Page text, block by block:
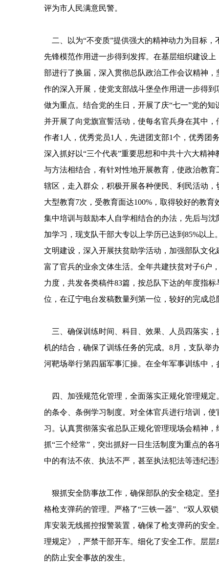
评为市人民满意民警。
二、以为“不变质”提供强大的精神动力为目标
先锋模范作用进一步得到发挥。在基层组织建设
部进行了换届，深入贯彻总队政治工作会议精神
作的深入开展，使党支部战斗堡垒作用进一步得
做为重点。结合党的生日，开展了庆“七一”党的
并开展了向党旗宣誓活动，使每名官兵身在其中
作者1人，优秀党员1人，先进团支部1个，优秀团
深入抓好以“三个代表”重要思想和中共十六大精
与方法相结合，有针对性地开展教育，使政治教
辖区，走入群众，积极开展各种便民、利民活动
大型教育7次，受教育面达100%，取得较好的教
集中培训与鼓励本人自学相结合的办法，先后与
加学习，现支队干部大专以上学历已达到85%以
文明建设，深入开展扶贫助学活动，加强部队文
富了官兵的业余文体生活。全年共建扶贫对子6户
力度，共发各类稿件83篇，按总队下达的年度指
位，在辽宁电台发稿数量列第一位，较好的完成
三、确保训练时间、科目、效果、人员四落实，
机的结合，确保了训练任务的完成。8月，支队举
河靶场举行第四届军事汇操。在全年军事训练中，
四、加强规范化管理，全面落实正规化管理规定
的条令、条例学习制度。对全体官兵进行培训，
习。认真贯彻落实省总队正规化管理现场会精神
抓“三个经常”，突出抓好一日生活制度为重点的
中的有法不依、执法不严，甚至执法犯法等违纪
狠抓安全防事故工作，确保部队的安全稳定。坚
格枪支弹药的管理。严格了“三铁一器”、“双人双
库安装无线摇控报警装置，确保了枪支弹药的安
理规定》，严禁干部开车。细化了安全工作。层
的防止安全事故的发生。